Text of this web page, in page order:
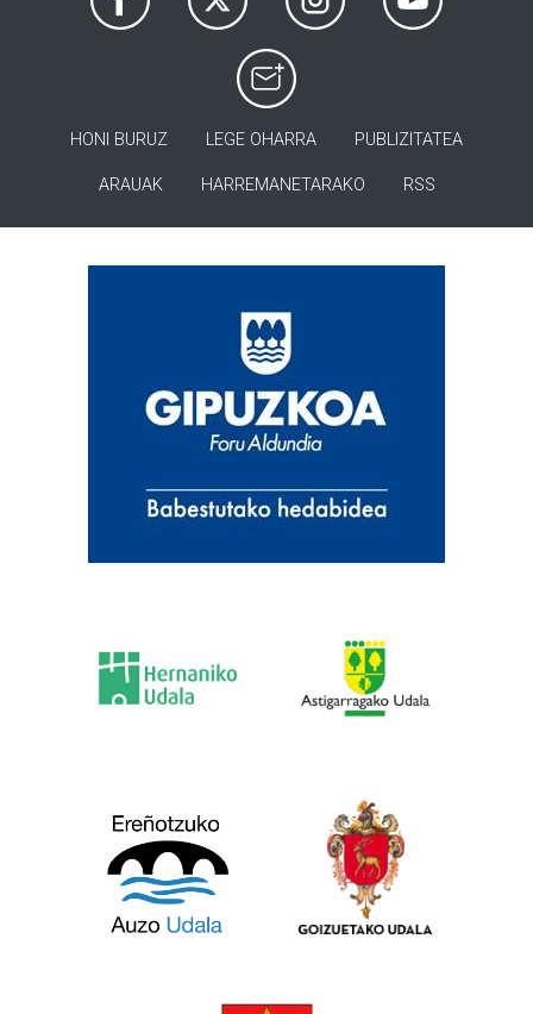
HONI BURUZ LEGE OHARRA PUBLIZITATEA
ARAUAK HARREMANETARAKO RSS